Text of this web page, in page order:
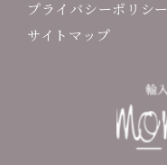
プライバシーポリシー
サイトマップ